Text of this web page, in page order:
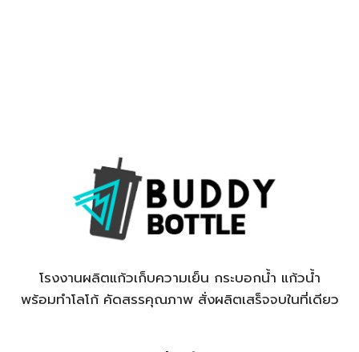
โรงงานผลิตแก้วเก็บความเย็น กระบอกน้ำ แก้วน้ำ
พร้อมทำโลโก้ คัดสรรคุณภาพ สั่งผลิตเสร็จจบในที่เดียว